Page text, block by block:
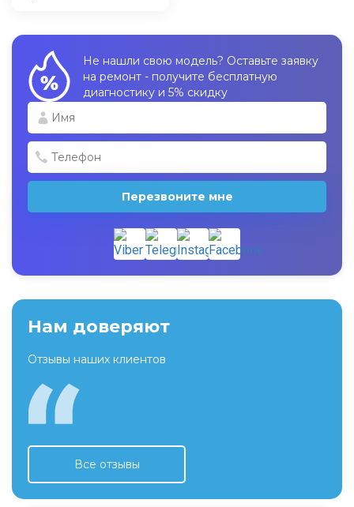
Не нашли свою модель? Оставьте заявку
на ремонт - получите бесплатную
диагностику и 5% скидку
Перезвоните мне
Нам доверяют
Отзывы наших клиентов
Все отзывы